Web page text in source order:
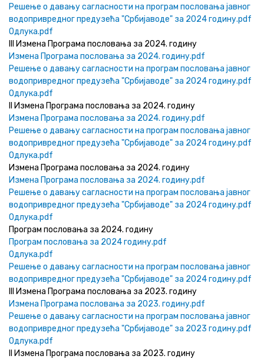
Решење о давању сагласности на програм пословања јавног
водопривредног предузећа "Србијаводе" за 2024 годину.pdf
Одлука.pdf
III Измена Програма пословања за 2024. годину
Измена Програма пословања за 2024. годину.pdf
Решење о давању сагласности на програм пословања јавног
водопривредног предузећа "Србијаводе" за 2024 годину.pdf
Одлука.pdf
II Измена Програма пословања за 2024. годину
Измена Програма пословања за 2024. годину.pdf
Решење о давању сагласности на програм пословања јавног
водопривредног предузећа "Србијаводе" за 2024 годину.pdf
Одлука.pdf
Измена Програма пословања за 2024. годину
Измена Програма пословања за 2024. годину.pdf
Решење о давању сагласности на програм пословања јавног
водопривредног предузећа "Србијаводе" за 2024 годину.pdf
Одлука.pdf
Програм пословања за 2024. годину
Програм пословања за 2024 годину.pdf
Одлука.pdf
Решење о давању сагласности на програм пословања јавног
водопривредног предузећа "Србијаводе" за 2024 годину.pdf
III Измена Програма пословања за 2023. годину
Измена Програма пословања за 2023. годину.pdf
Решење о давању сагласности на програм пословања јавног
водопривредног предузећа "Србијаводе" за 2023 годину.pdf
Одлука.pdf
II Измена Програма пословања за 2023. годину